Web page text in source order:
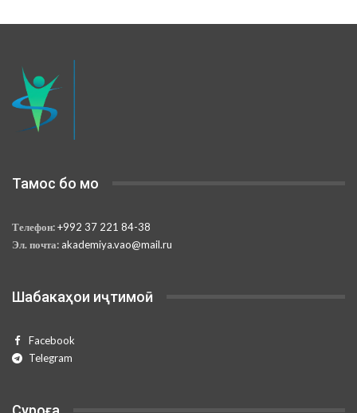
Тамос бо мо
Телефон:+992 37 221 84-38
Эл. почта: akademiya.vao@mail.ru
Шабакаҳои иҷтимоӣ
Facebook
Telegram